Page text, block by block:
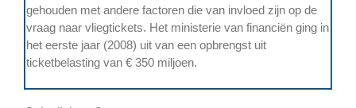
gehouden met andere factoren die van invloed zijn op de
vraag naar vliegtickets. Het ministerie van financiën ging in
het eerste jaar (2008) uit van een opbrengst uit
ticketbelasting van € 350 miljoen.